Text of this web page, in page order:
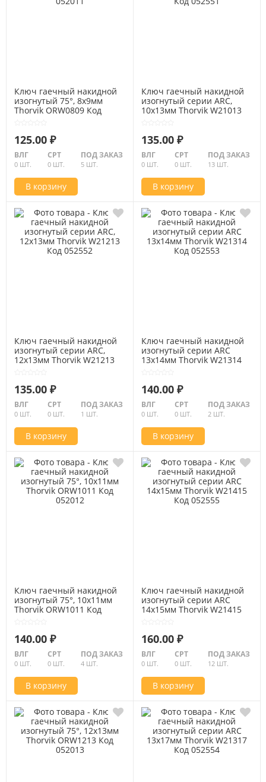
Ключ гаечный накидной
изогнутый 75°, 8x9мм
Thorvik ORW0809 Код
125.00 ₽
ВЛГ
0 ШТ.
СРТ
0 ШТ.
ПОД ЗАКАЗ
5 ШТ.
В корзину
Ключ гаечный накидной
изогнутый серии ARC,
10х13мм Thorvik W21013
135.00 ₽
ВЛГ
0 ШТ.
СРТ
0 ШТ.
ПОД ЗАКАЗ
13 ШТ.
В корзину
Ключ гаечный накидной
изогнутый серии ARC,
12х13мм Thorvik W21213
135.00 ₽
ВЛГ
0 ШТ.
СРТ
0 ШТ.
ПОД ЗАКАЗ
1 ШТ.
В корзину
Ключ гаечный накидной
изогнутый серии ARC
13х14мм Thorvik W21314
140.00 ₽
ВЛГ
0 ШТ.
СРТ
0 ШТ.
ПОД ЗАКАЗ
2 ШТ.
В корзину
Ключ гаечный накидной
изогнутый 75°, 10x11мм
Thorvik ORW1011 Код
140.00 ₽
ВЛГ
0 ШТ.
СРТ
0 ШТ.
ПОД ЗАКАЗ
4 ШТ.
В корзину
Ключ гаечный накидной
изогнутый серии ARC
14х15мм Thorvik W21415
160.00 ₽
ВЛГ
0 ШТ.
СРТ
0 ШТ.
ПОД ЗАКАЗ
12 ШТ.
В корзину